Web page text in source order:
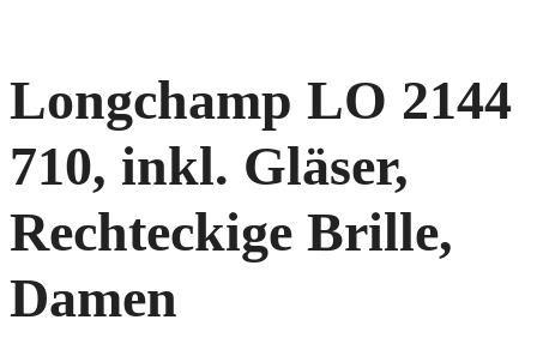
Longchamp LO 2144
710, inkl. Gläser,
Rechteckige Brille,
Damen